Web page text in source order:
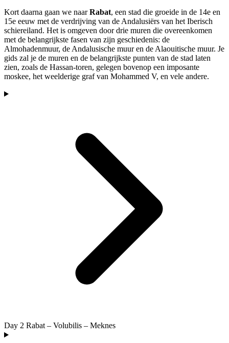
Kort daarna gaan we naarRabat, een stad die groeide in de 14e en
15e eeuw met de verdrijving van de Andalusiërs van het Iberisch
schiereiland. Het is omgeven door drie muren die overeenkomen
met de belangrijkste fasen van zijn geschiedenis: de
Almohadenmuur, de Andalusische muur en de Alaouitische muur. Je
gids zal je de muren en de belangrijkste punten van de stad laten
zien, zoals de Hassan-toren, gelegen bovenop een imposante
moskee, het weelderige graf van Mohammed V, en vele andere.
Day 2 Rabat – Volubilis – Meknes